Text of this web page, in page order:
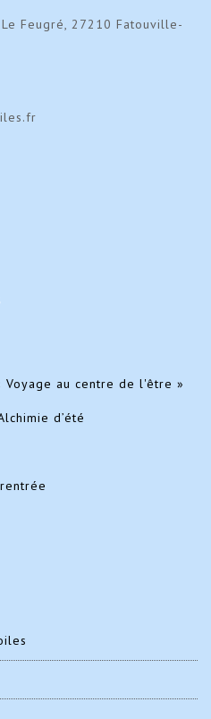
Le Feugré, 27210 Fatouville-
Voyage au centre de l'être »
d’été